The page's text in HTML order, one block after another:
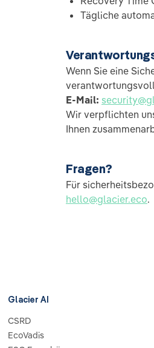
Tägliche
Wenn Sie eine
E-Mail:
Wir verpflichten
Ihnen
Fragen?
Für
hello@glacier.eco.
Glacier AI
CSRD
EcoVadis